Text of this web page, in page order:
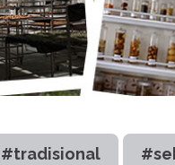
#tradisional